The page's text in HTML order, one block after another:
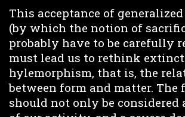
This acceptance of
(by which the notion of
probably have to be carefully
must lead us to rethink
hylemorphism, that is, the
between form and matter. The
should not only be considered